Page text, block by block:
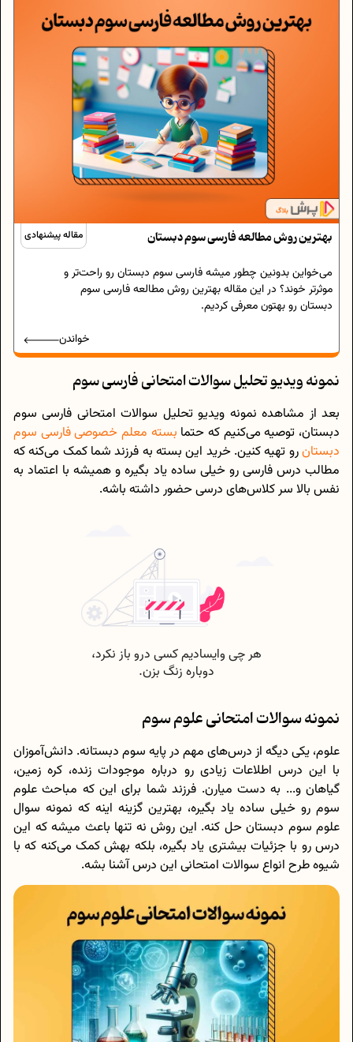
مقاله پیشنهادی بهترین روش مطالعه فارسی سوم دبستان
می‌خواین بدونین چطور میشه فارسی سوم دبستان رو راحت‌تر و
موثرتر خوند؟ در این مقاله بهترین روش مطالعه فارسی سوم
دبستان رو بهتون معرفی کردیم.
خواندن
نمونه ویدیو تحلیل سوالات امتحانی فارسی سوم
بعد از مشاهده نمونه ویدیو تحلیل سوالات امتحانی فارسی سوم
دبستان، توصیه می‌کنیم که حتما بسته معلم خصوصی فارسی سوم
دبستانرو تهیه کنین. خرید این بسته به فرزند شما کمک می‌کنه که
مطالب درس فارسی رو خیلی ساده یاد بگیره و همیشه با اعتماد به
نفس بالا سر کلاس‌های درسی حضور داشته باشه.
نمونه سوالات امتحانی علوم سوم
علوم، یکی دیگه از درس‌های مهم در پایه سوم دبستانه. دانش‌آموزان
با این درس اطلاعات زیادی رو درباره موجودات زنده، کره زمین،
گیاهان و... به دست میارن. فرزند شما برای این که مباحث علوم
سوم رو خیلی ساده یاد بگیره، بهترین گزینه اینه که نمونه سوال
علوم سوم دبستان حل کنه. این روش نه تنها باعث میشه که این
درس رو با جزئیات بیشتری یاد بگیره، بلکه بهش کمک می‌کنه که با
شیوه طرح انواع سوالات امتحانی این درس آشنا بشه.